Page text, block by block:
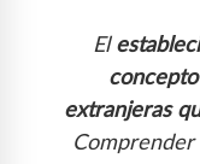
El
extranjeras
Comprender